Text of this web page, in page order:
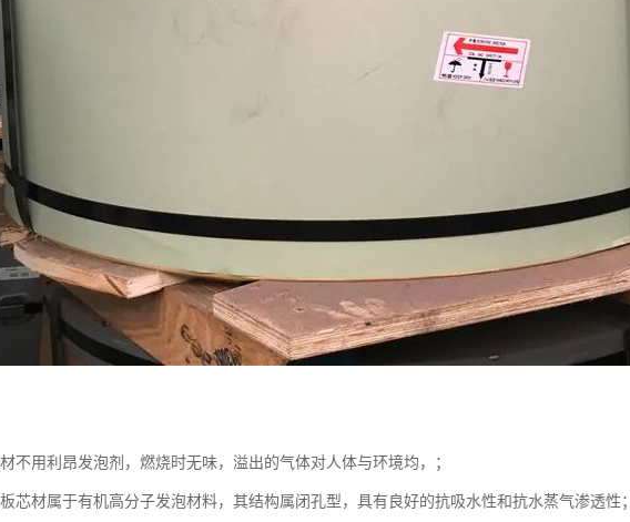
不用利昂发泡剂，燃烧时无味，溢出的气体对人体与环境均，；
芯材属于有机高分子发泡材料，其结构属闭孔型，具有良好的抗吸水性和抗水蒸气渗透性；